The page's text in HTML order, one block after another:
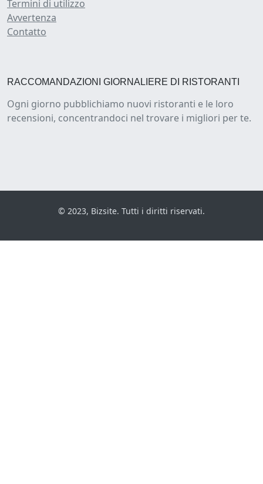
Termini di utilizzo
Avvertenza
Contatto
RACCOMANDAZIONI GIORNALIERE DI RISTORANTI
Ogni giorno pubblichiamo nuovi ristoranti e le loro
recensioni, concentrandoci nel trovare i migliori per te.
© 2023, Bizsite. Tutti i diritti riservati.